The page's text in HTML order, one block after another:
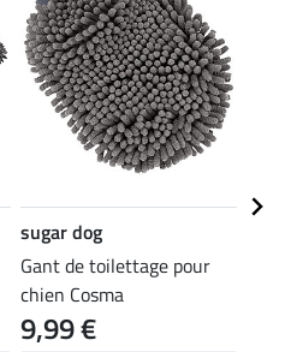
sugar dog
Gant de toilettage pour
chien Cosma
9,99 €